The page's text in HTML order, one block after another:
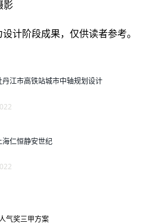
影
计阶段成果，仅供读者参考。
丹江市高铁站城市中轴规划设计
海仁恒静安世纪
气奖三甲方案